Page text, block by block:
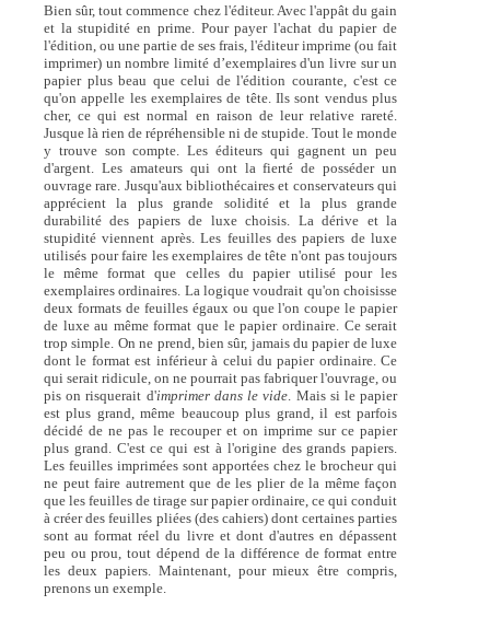
Bien sûr, tout commence chez l'éditeur. Avec l'appât du gain
et la stupidité en prime. Pour payer l'achat du papier de
l'édition, ou une partie de ses frais, l'éditeur imprime (ou fait
imprimer) un nombre limité d’exemplaires d'un livre sur un
papier plus beau que celui de l'édition courante, c'est ce
qu'on appelle les exemplaires de tête. Ils sont vendus plus
cher, ce qui est normal en raison de leur relative rareté.
Jusque là rien de répréhensible ni de stupide. Tout le monde
y trouve son compte. Les éditeurs qui gagnent un peu
d'argent. Les amateurs qui ont la fierté de posséder un
ouvrage rare. Jusqu'aux bibliothécaires et conservateurs qui
apprécient la plus grande solidité et la plus grande
durabilité des papiers de luxe choisis. La dérive et la
stupidité viennent après. Les feuilles des papiers de luxe
utilisés pour faire les exemplaires de tête n'ont pas toujours
le même format que celles du papier utilisé pour les
exemplaires ordinaires. La logique voudrait qu'on choisisse
deux formats de feuilles égaux ou que l'on coupe le papier
de luxe au même format que le papier ordinaire. Ce serait
trop simple. On ne prend, bien sûr, jamais du papier de luxe
dont le format est inférieur à celui du papier ordinaire. Ce
qui serait ridicule, on ne pourrait pas fabriquer l'ouvrage, ou
pis on risquerait d'imprimer dans le vide . Mais si le papier
est plus grand, même beaucoup plus grand, il est parfois
décidé de ne pas le recouper et on imprime sur ce papier
plus grand. C'est ce qui est à l'origine des grands papiers.
Les feuilles imprimées sont apportées chez le brocheur qui
ne peut faire autrement que de les plier de la même façon
que les feuilles de tirage sur papier ordinaire, ce qui conduit
à créer des feuilles pliées (des cahiers) dont certaines parties
sont au format réel du livre et dont d'autres en dépassent
peu ou prou, tout dépend de la différence de format entre
les deux papiers. Maintenant, pour mieux être compris,
prenons un exemple.